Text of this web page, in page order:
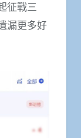
征戰三
漏更多好